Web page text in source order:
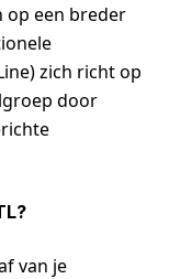
op een breder
zich richt op
door
van je